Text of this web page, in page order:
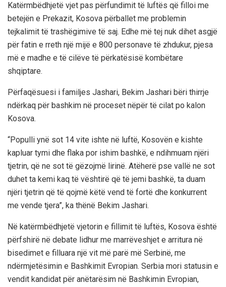
Katërmbëdhjetë vjet pas përfundimit të luftës që filloi me
betejën e Prekazit, Kosova përballet me problemin
tejkalimit të trashëgimive të saj. Edhe më tej nuk dihet asgjë
për fatin e rreth një mijë e 800 personave të zhdukur, pjesa
më e madhe e të cilëve të përkatësisë kombëtare
shqiptare.
Përfaqësuesi i familjes Jashari, Bekim Jashari bëri thirrje
ndërkaq për bashkim në proceset nëpër të cilat po kalon
Kosova.
“Populli ynë sot 14 vite ishte në luftë, Kosovën e kishte
kapluar tymi dhe flaka por ishim bashkë, e ndihmuam njëri
tjetrin, që ne sot të gëzojmë lirinë. Atëherë pse vallë ne sot
duhet ta kemi kaq të vështirë që të jemi bashkë, ta duam
njëri tjetrin që të qojmë këtë vend të fortë dhe konkurrent
me vende tjera”, ka thënë Bekim Jashari.
Në katërmbëdhjetë vjetorin e fillimit të luftës, Kosova është
përfshirë në debate lidhur me marrëveshjet e arritura në
bisedimet e filluara një vit më parë më Serbinë, me
ndërmjetësimin e Bashkimit Evropian. Serbia mori statusin e
vendit kandidat për anëtarësim në Bashkimin Evropian,